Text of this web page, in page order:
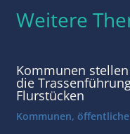
Weitere
Kommunen
die
Flurstücken
Kommunen,